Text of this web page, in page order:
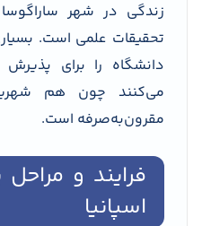
زندگی در شهر
تحقیقات علمی است.
دانشگاه را برای پذیرش
می‌کنند چون هم
مقرون‌به‌صرفه است.
فرایند و
اسپانیا